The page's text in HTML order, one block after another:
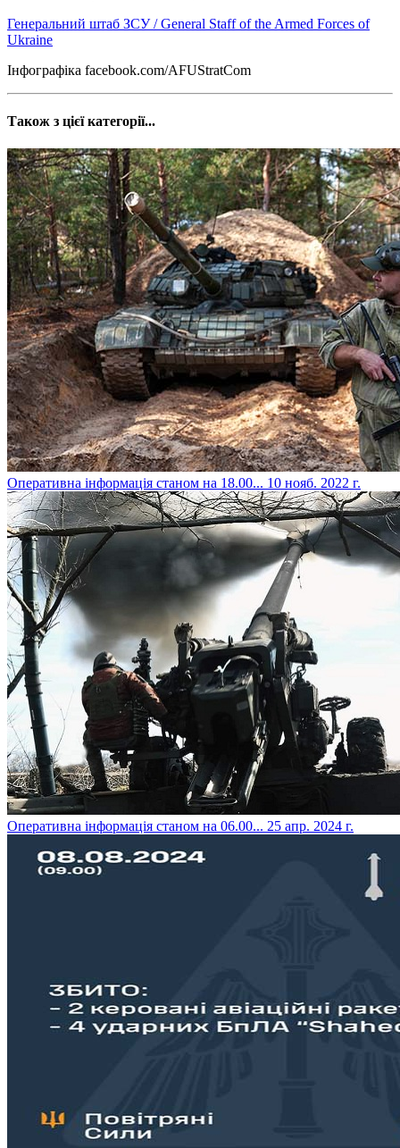
Генеральний штаб ЗСУ / General Staff of the Armed Forces of
Ukraine
Інфографіка facebook.com/AFUStratCom
Також з цієї категорії...
​Оперативна інформація станом на 18.00... 10 нояб. 2022 г.
​Оперативна інформація станом на 06.00... 25 апр. 2024 г.